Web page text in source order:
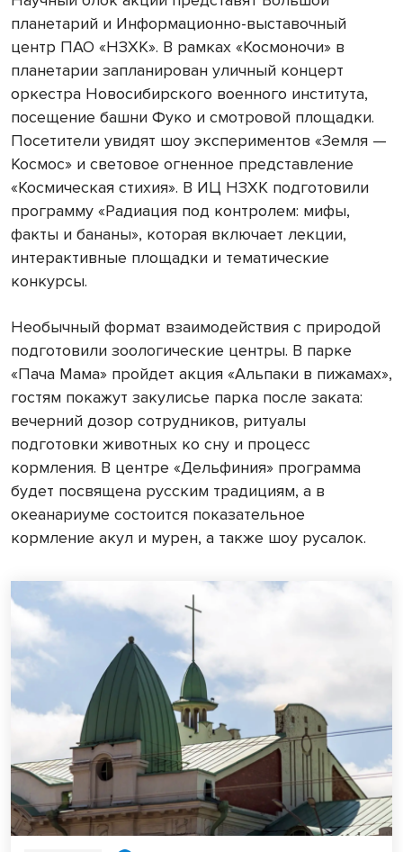
планетарий и Информационно-выставочный
центр ПАО «НЗХК». В рамках «Космоночи» в
планетарии запланирован уличный концерт
оркестра Новосибирского военного института,
посещение башни Фуко и смотровой площадки.
Посетители увидят шоу экспериментов «Земля —
Космос» и световое огненное представление
«Космическая стихия». В ИЦ НЗХК подготовили
программу «Радиация под контролем: мифы,
факты и бананы», которая включает лекции,
интерактивные площадки и тематические
конкурсы.
Необычный формат взаимодействия с природой
подготовили зоологические центры. В парке
«Пача Мама» пройдет акция «Альпаки в пижамах»,
гостям покажут закулисье парка после заката:
вечерний дозор сотрудников, ритуалы
подготовки животных ко сну и процесс
кормления. В центре «Дельфиния» программа
будет посвящена русским традициям, а в
океанариуме состоится показательное
кормление акул и мурен, а также шоу русалок.